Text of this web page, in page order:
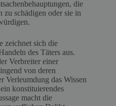
die
zu schädigen oder sie in
zeichnet sich die
des Täters aus.
Verbreiter einer
von deren
Verleumdung das Wissen
konstituierendes
macht die